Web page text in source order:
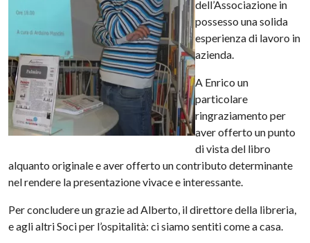
dell’Associazione in
possesso una solida
esperienza di lavoro in
azienda.
A Enrico un
particolare
ringraziamento per
aver offerto un punto
di vista del libro
alquanto originale e aver offerto un contributo determinante
nel rendere la presentazione vivace e interessante.
Per concludere un grazie ad Alberto, il direttore della libreria,
e agli altri Soci per l’ospitalità: ci siamo sentiti come a casa.